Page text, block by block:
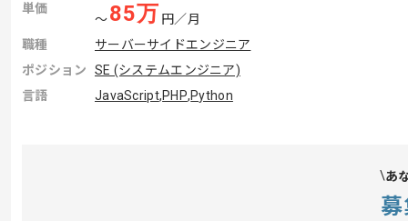
単価
〜85万 円／月
職種
サーバーサイドエンジニア
ポジション
SE (システムエンジニア)
言語
JavaScript,PHP,Python
あ